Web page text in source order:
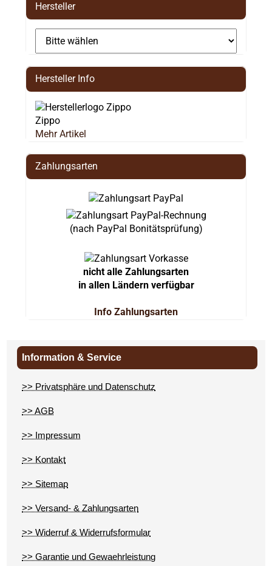
Hersteller
Hersteller Info
Zippo
Mehr Artikel
Zahlungsarten
(nach PayPal Bonitätsprüfung)
nicht alle Zahlungsarten
in allen Ländern verfügbar
Info Zahlungsarten
Information & Service
>> Privatsphäre und Datenschutz
>> AGB
>> Impressum
>> Kontakt
>> Sitemap
>> Versand- & Zahlungsarten
>> Widerruf & Widerrufsformular
>> Garantie und Gewaehrleistung